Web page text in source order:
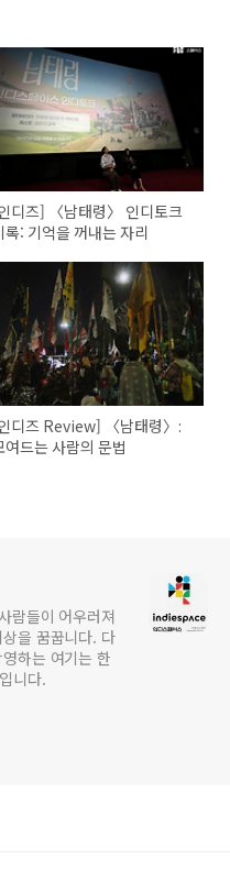
디즈] 〈남태령〉 인디토크
록: 기억을 꺼내는 자리
디즈 Review] 〈남태령〉:
여드는 사람의 문법
람들이 어우러져
을 꿈꿉니다. 다
하는 여기는 한
니다.